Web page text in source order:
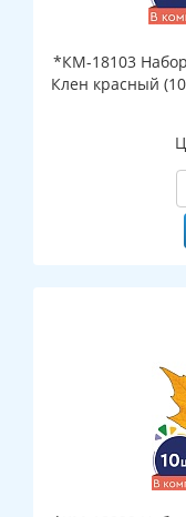
*КМ-18103
Клен красный